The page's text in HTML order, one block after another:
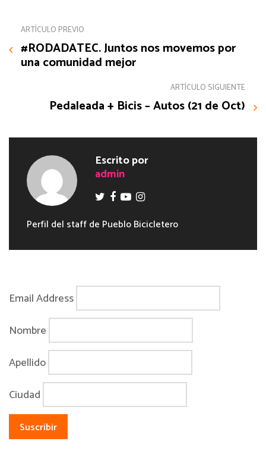
ARTÍCULO PREVIO
#RODADATEC. Juntos nos movemos por
una comunidad mejor
ARTÍCULO SIGUIENTE
Pedaleada + Bicis – Autos (21 de Oct)
Escrito por
admin
Perfil del staff de Pueblo Bicicletero
Email Address
Nombre
Apellido
Ciudad